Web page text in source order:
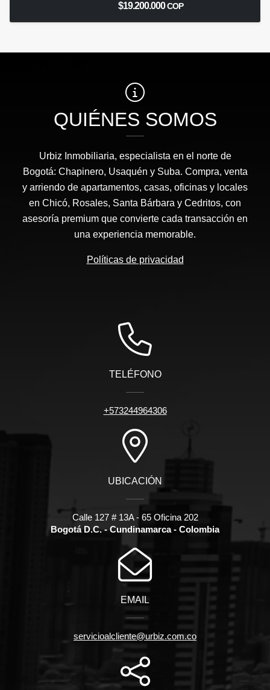
$19.200.000COP
QUIÉNES SOMOS
Urbiz Inmobiliaria, especialista en el norte de
Bogotá: Chapinero, Usaquén y Suba. Compra, venta
y arriendo de apartamentos, casas, oficinas y locales
en Chicó, Rosales, Santa Bárbara y Cedritos, con
asesoría premium que convierte cada transacción en
una experiencia memorable.
Políticas de privacidad
TELÉFONO
+573244964306
UBICACIÓN
Calle 127 # 13A - 65 Oficina 202
Bogotá D.C. - Cundinamarca - Colombia
EMAIL
servicioalcliente@urbiz.com.co